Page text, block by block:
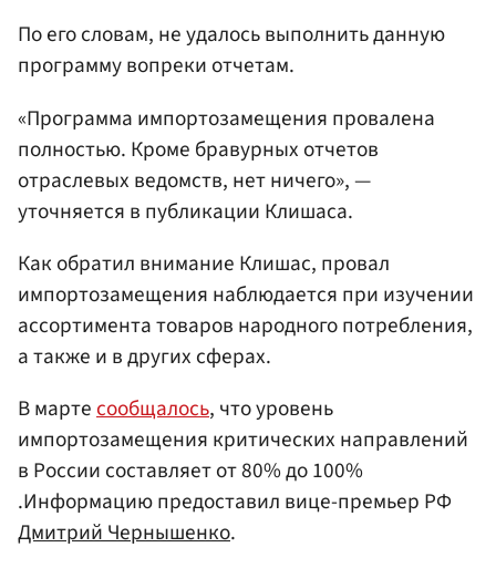
По его словам, не удалось выполнить данную
программу вопреки отчетам.
«Программа импортозамещения провалена
полностью. Кроме бравурных отчетов
отраслевых ведомств, нет ничего», —
уточняется в публикации Клишаса.
Как обратил внимание Клишас, провал
импортозамещения наблюдается при изучении
ассортимента товаров народного потребления,
а также и в других сферах.
В мартесообщалось, что уровень
импортозамещения критических направлений
в России составляет от 80% до 100%
.Информацию предоставил вице-премьер РФ
Дмитрий Чернышенко.